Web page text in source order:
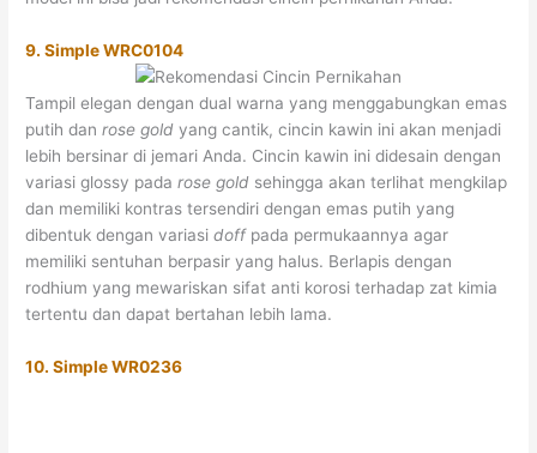
9. Simple WRC0104
Tampil elegan dengan dual warna yang menggabungkan emas
putih danrose gold yang cantik, cincin kawin ini akan menjadi
lebih bersinar di jemari Anda. Cincin kawin ini didesain dengan
variasi glossy padarose gold sehingga akan terlihat mengkilap
dan memiliki kontras tersendiri dengan emas putih yang
dibentuk dengan variasidoff pada permukaannya agar
memiliki sentuhan berpasir yang halus. Berlapis dengan
rodhium yang mewariskan sifat anti korosi terhadap zat kimia
tertentu dan dapat bertahan lebih lama.
10. Simple WR0236